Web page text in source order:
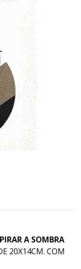
A SOMBRA
20X14CM. COM